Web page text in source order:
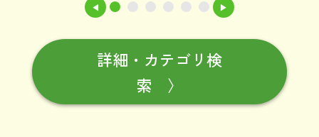
◀ ▶
1
詳細・カテゴリ検
索 〉